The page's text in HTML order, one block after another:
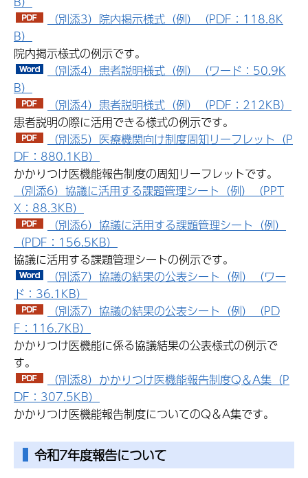
（別添3）院内掲示様式（例）（PDF：118.8K
B）
院内掲示様式の例示です。
（別添4）患者説明様式（例）（ワード：50.9K
B）
（別添4）患者説明様式（例）（PDF：212KB）
患者説明の際に活用できる様式の例示です。
（別添5）医療機関向け制度周知リーフレット（P
DF：880.1KB）
かかりつけ医機能報告制度の周知リーフレットです。
（別添6）協議に活用する課題管理シート（例）（PPT
X：88.3KB）
（別添6）協議に活用する課題管理シート（例）
（PDF：156.5KB）
協議に活用する課題管理シートの例示です。
（別添7）協議の結果の公表シート（例）（ワー
ド：36.1KB）
（別添7）協議の結果の公表シート（例）（PD
F：116.7KB）
かかりつけ医機能に係る協議結果の公表様式の例示で
す。
（別添8）かかりつけ医機能報告制度Q＆A集（P
DF：307.5KB）
かかりつけ医機能報告制度についてのQ＆A集です。
令和7年度報告について